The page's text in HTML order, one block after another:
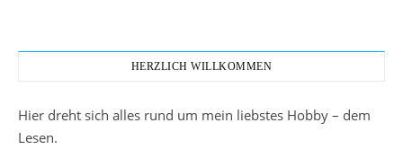
HERZLICH WILLKOMMEN
Hier dreht sich alles rund um mein liebstes Hobby – dem
Lesen.